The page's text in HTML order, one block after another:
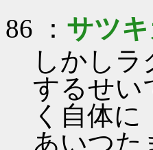
86 ： サツ
しかしラ
するせい
く自体に
あいつた